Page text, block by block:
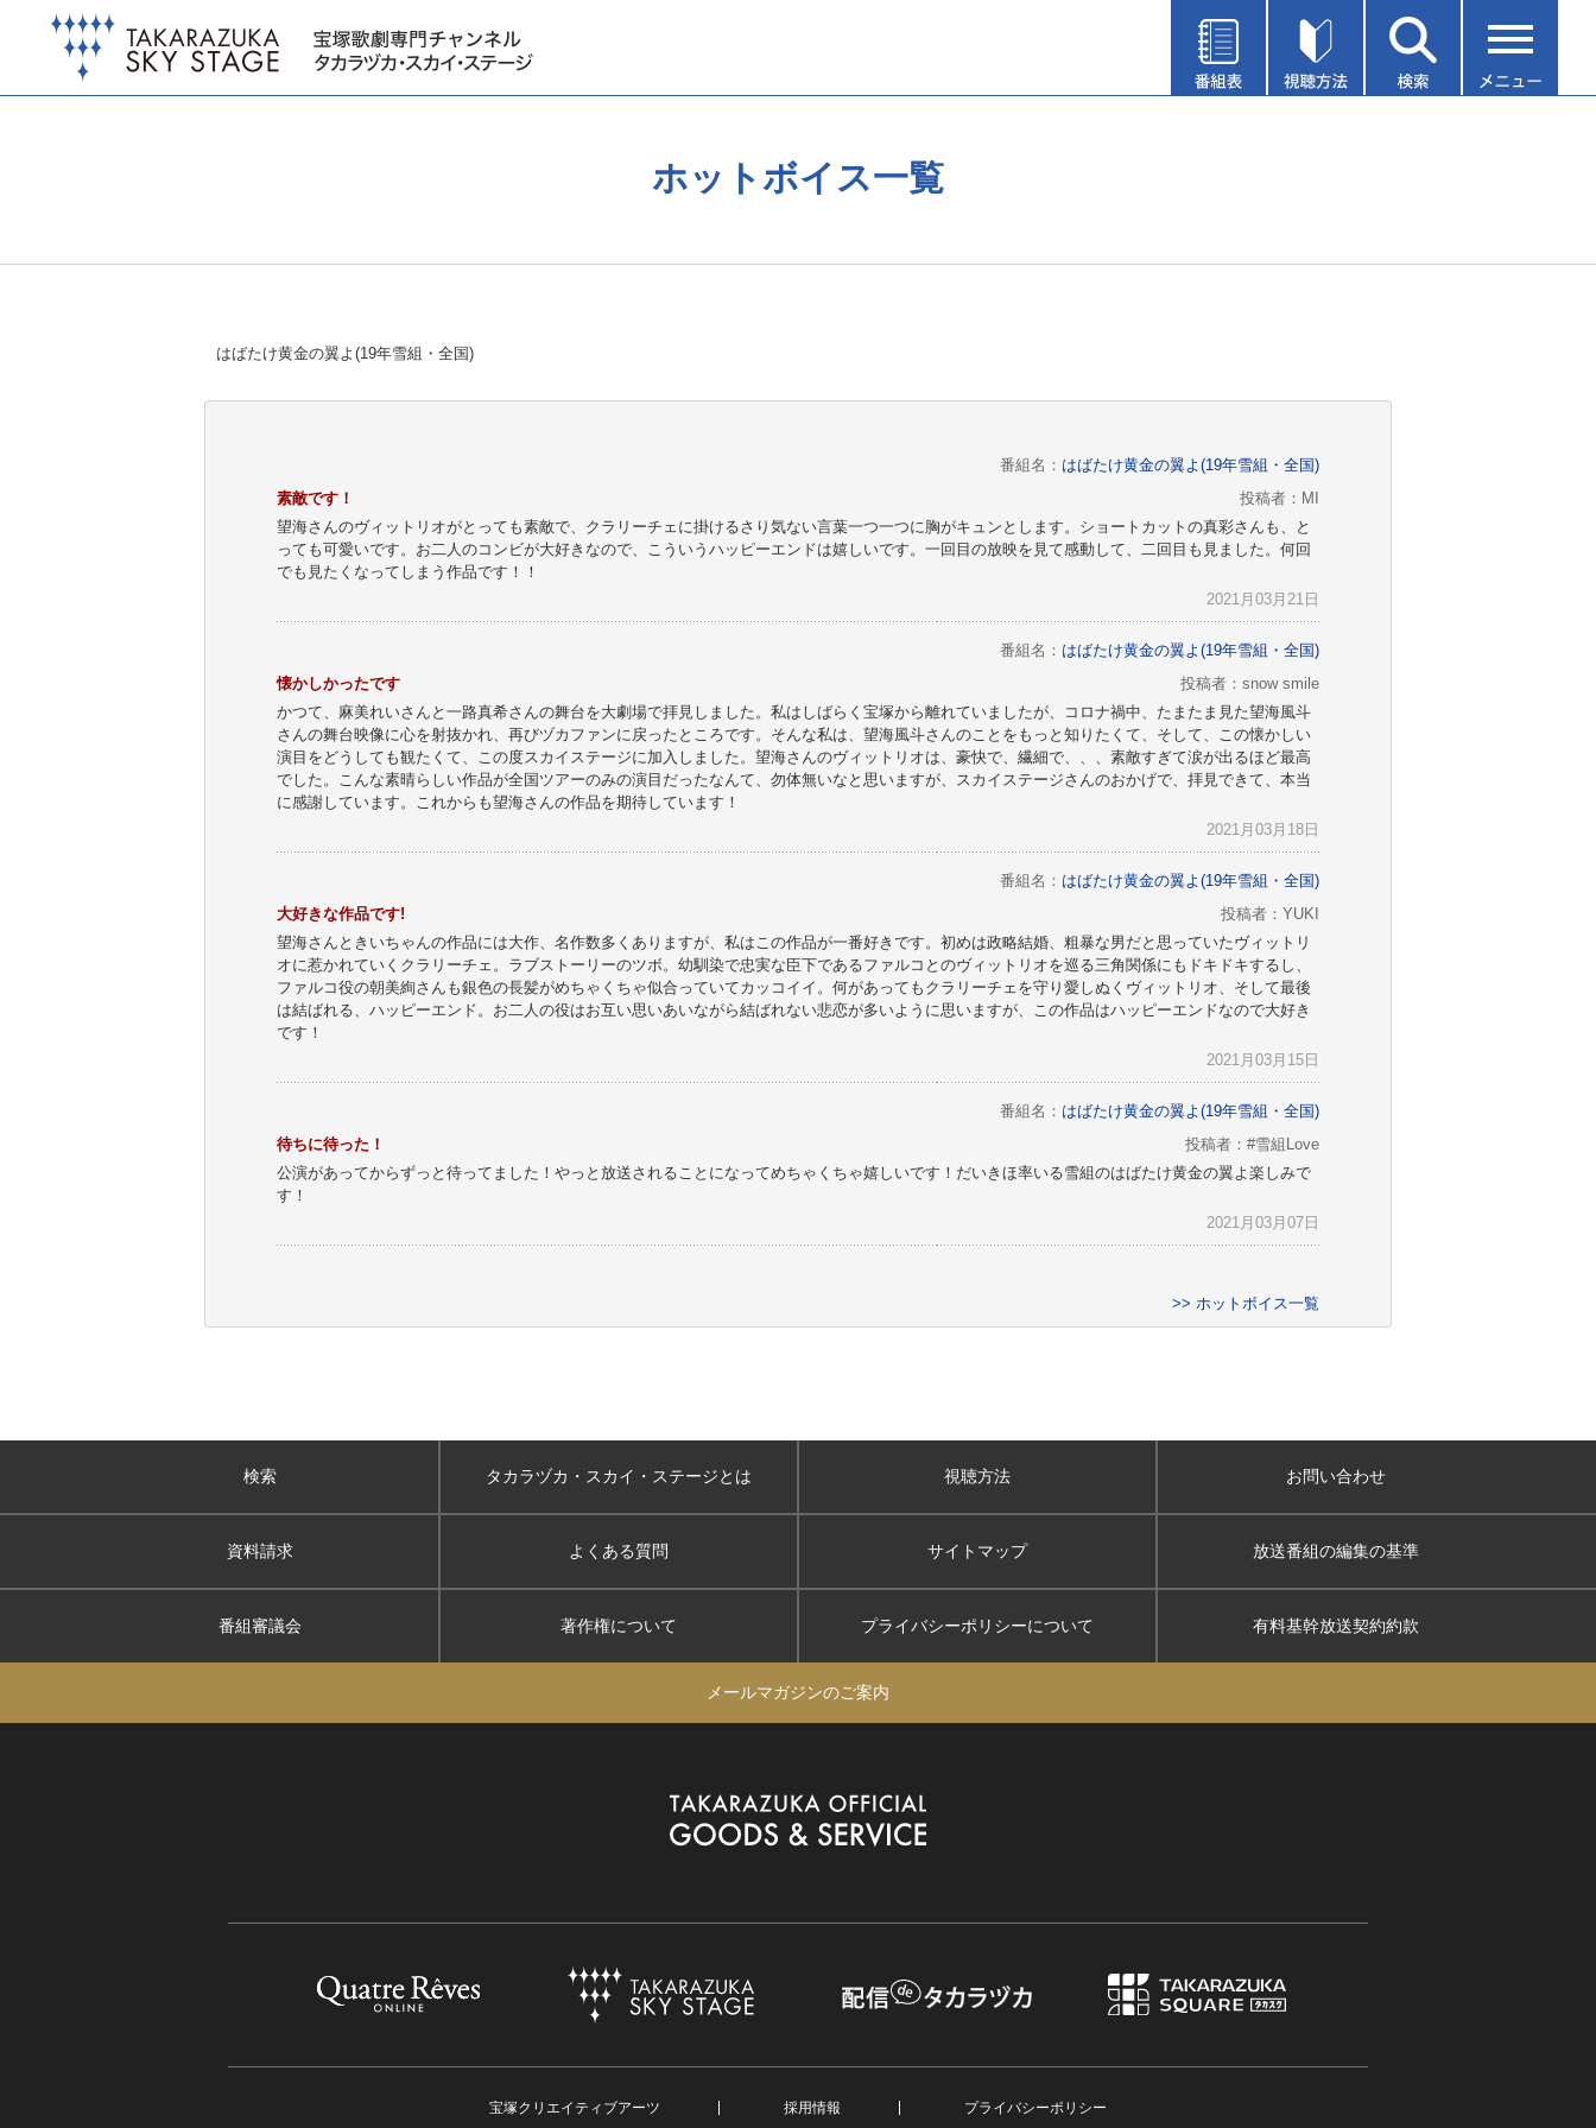
ホットボイス一覧
はばたけ黄金の翼よ(19年雪組・全国)
番組名： はばたけ黄金の翼よ(19年雪組・全国)
素敵です！
投稿者：MI
望海さんのヴィットリオがとっても素敵で、クラリーチェに掛けるさり気ない言葉一つ一つに胸がキュンとします。ショートカットの真彩さんも、と
っても可愛いです。お二人のコンビが大好きなので、こういうハッピーエンドは嬉しいです。一回目の放映を見て感動して、二回目も見ました。何回
でも見たくなってしまう作品です！！
2021月03月21日
番組名： はばたけ黄金の翼よ(19年雪組・全国)
懐かしかったです
投稿者：snow smile
かつて、麻美れいさんと一路真希さんの舞台を大劇場で拝見しました。私はしばらく宝塚から離れていましたが、コロナ禍中、たまたま見た望海風斗
さんの舞台映像に心を射抜かれ、再びヅカファンに戻ったところです。そんな私は、望海風斗さんのことをもっと知りたくて、そして、この懐かしい
演目をどうしても観たくて、この度スカイステージに加入しました。望海さんのヴィットリオは、豪快で、繊細で、、、素敵すぎて涙が出るほど最高
でした。こんな素晴らしい作品が全国ツアーのみの演目だったなんて、勿体無いなと思いますが、スカイステージさんのおかげで、拝見できて、本当
に感謝しています。これからも望海さんの作品を期待しています！
2021月03月18日
番組名： はばたけ黄金の翼よ(19年雪組・全国)
大好きな作品です!
投稿者：YUKI
望海さんときいちゃんの作品には大作、名作数多くありますが、私はこの作品が一番好きです。初めは政略結婚、粗暴な男だと思っていたヴィットリ
オに惹かれていくクラリーチェ。ラブストーリーのツボ。幼馴染で忠実な臣下であるファルコとのヴィットリオを巡る三角関係にもドキドキするし、
ファルコ役の朝美絢さんも銀色の長髪がめちゃくちゃ似合っていてカッコイイ。何があってもクラリーチェを守り愛しぬくヴィットリオ、そして最後
は結ばれる、ハッピーエンド。お二人の役はお互い思いあいながら結ばれない悲恋が多いように思いますが、この作品はハッピーエンドなので大好き
です！
2021月03月15日
番組名： はばたけ黄金の翼よ(19年雪組・全国)
待ちに待った！
投稿者：#雪組Love
公演があってからずっと待ってました！やっと放送されることになってめちゃくちゃ嬉しいです！だいきほ率いる雪組のはばたけ黄金の翼よ楽しみで
す！
2021月03月07日
>> ホットボイス一覧
検索 タカラヅカ・スカイ ・ステージとは 視聴方法 お問い合わせ
資料請求 よくある質問 サイトマップ 放送番組の編集の基準
番組審議会 著作権について プライバシーポリシーについて 有料基幹放送契約約款
メールマガジンのご案内
宝塚クリエイティブアーツ 採用情報 プライバシーポリシー